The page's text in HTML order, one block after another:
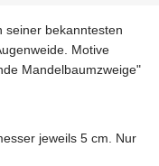
seiner bekanntesten
Motive
Mandelbaumzweige"
jeweils 5 cm. Nur